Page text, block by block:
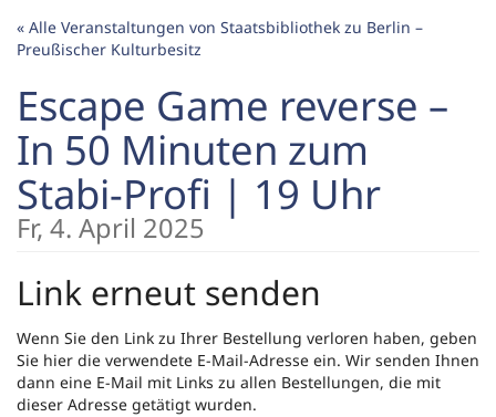
Zum
Haupt-
« Alle Veranstaltungen von Staatsbibliothek zu Berlin –
Preußischer Kulturbesitz
Escape Game reverse –
In 50 Minuten zum
Stabi-Profi | 19 Uhr
Fr, 4. April 2025
Link erneut senden
Wenn Sie den Link zu Ihrer Bestellung verloren haben, geben
Sie hier die verwendete E-Mail-Adresse ein. Wir senden Ihnen
dann eine E-Mail mit Links zu allen Bestellungen, die mit
dieser Adresse getätigt wurden.